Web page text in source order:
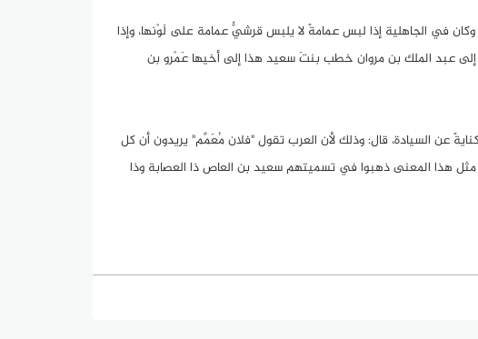
في الجاهلية إذا لبس عمامةً لا يلبس قرشيٌّ عمامة على لَوْنها، وإذا
إلى عبد الملك بن مروان خطب بنتَ سعيد هذا إلى أخيها عَمْرو بن
عن السيادة، قال: وذلك لأن العرب تقول "فلان مُعَمَّم" يريدون أن كل
هذا المعنى ذهبوا في تسميتهم سعيد بن العاص ذا العصابة وذا